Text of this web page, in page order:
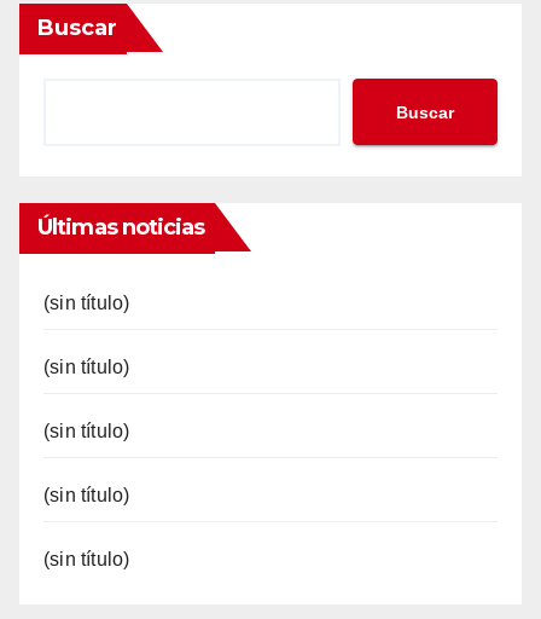
Buscar
Buscar
Últimas noticias
(sin título)
(sin título)
(sin título)
(sin título)
(sin título)